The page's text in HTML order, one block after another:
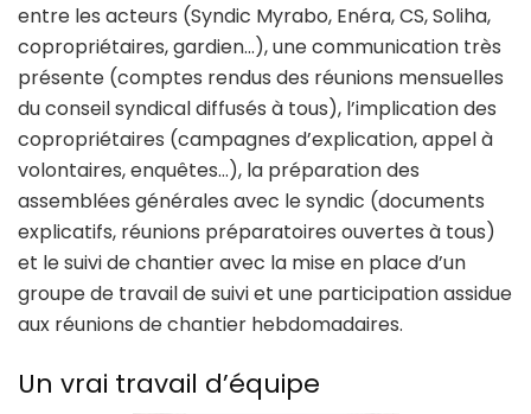
entre les acteurs (Syndic Myrabo, Enéra, CS, Soliha,
copropriétaires, gardien…), une communication très
présente (comptes rendus des réunions mensuelles
du conseil syndical diffusés à tous), l’implication des
copropriétaires (campagnes d’explication, appel à
volontaires, enquêtes…), la préparation des
assemblées générales avec le syndic (documents
explicatifs, réunions préparatoires ouvertes à tous)
et le suivi de chantier avec la mise en place d’un
groupe de travail de suivi et une participation assidue
aux réunions de chantier hebdomadaires.
Un vrai travail d’équipe